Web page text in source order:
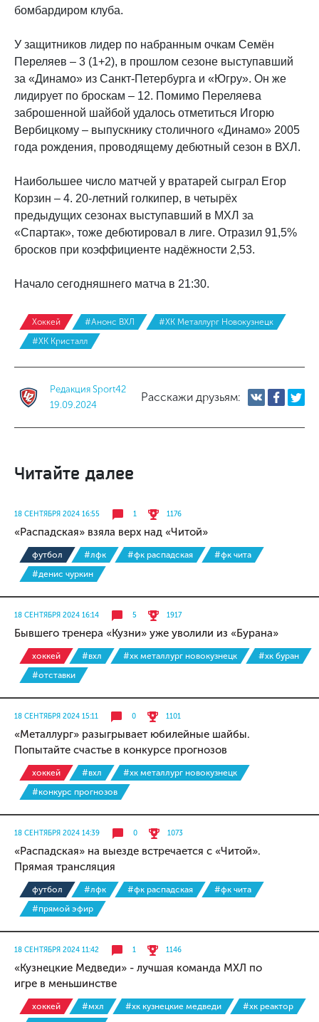
бомбардиром клуба.
У защитников лидер по набранным очкам Семён
Переляев – 3 (1+2), в прошлом сезоне выступавший
за «Динамо» из Санкт-Петербурга и «Югру». Он же
лидирует по броскам – 12. Помимо Переляева
заброшенной шайбой удалось отметиться Игорю
Вербицкому – выпускнику столичного «Динамо» 2005
года рождения, проводящему дебютный сезон в ВХЛ.
Наибольшее число матчей у вратарей сыграл Егор
Корзин – 4. 20-летний голкипер, в четырёх
предыдущих сезонах выступавший в МХЛ за
«Спартак», тоже дебютировал в лиге. Отразил 91,5%
бросков при коэффициенте надёжности 2,53.
Начало сегодняшнего матча в 21:30.
Хоккей #Анонс ВХЛ
#ХК Металлург Новокузнецк
#ХК Кристалл
Редакция Sport42
19.09.2024
Расскажи друзьям:
Читайте далее
18 СЕНТЯБРЯ 2024 16:55 1 1176
«Распадская» взяла верх над «Читой»
футбол #лфк #фк распадская
#фк чита
#денис чуркин
18 СЕНТЯБРЯ 2024 16:14 5 1917
Бывшего тренера «Кузни» уже уволили из «Бурана»
хоккей #вхл #хк металлург новокузнецк
#хк буран
#отставки
18 СЕНТЯБРЯ 2024 15:11 0 1101
«Металлург» разыгрывает юбилейные шайбы.
Попытайте счастье в конкурсе прогнозов
хоккей #вхл
#хк металлург новокузнецк
#конкурс прогнозов
18 СЕНТЯБРЯ 2024 14:39 0 1073
«Распадская» на выезде встречается с «Читой».
Прямая трансляция
футбол #лфк #фк распадская
#фк чита
#прямой эфир
18 СЕНТЯБРЯ 2024 11:42 1 1146
«Кузнецкие Медведи» - лучшая команда МХЛ по
игре в меньшинстве
хоккей #мхл #хк кузнецкие медведи
#хк реактор